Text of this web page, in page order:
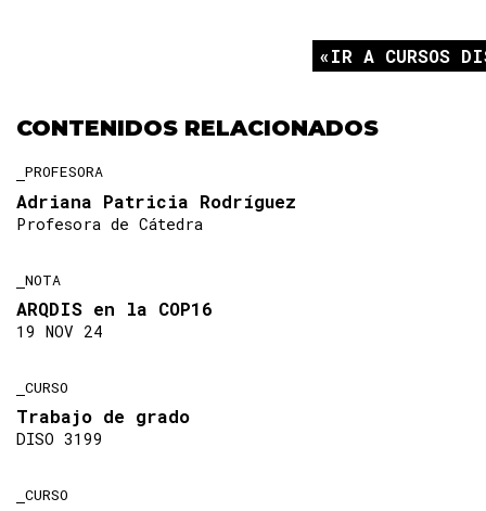
IR A CURSOS
CONTENIDOS RELACIONADOS
PROFESORA
Adriana Patricia Rodríguez
Profesora de Cátedra
NOTA
ARQDIS en la COP16
19 NOV 24
CURSO
Trabajo de grado
DISO 3199
CURSO